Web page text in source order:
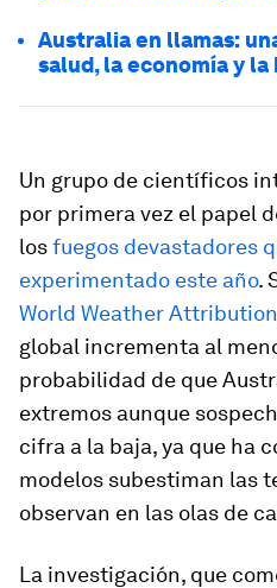
Australia en llamas:
salud, la economía y
Un grupo de científicos
por primera vez el papel
losfuegos devastadores
experimentado este año.
World Weather Attribution
global incrementa al
probabilidad de que
extremos aunque
cifra a la baja, ya que ha
modelos subestiman las
observan en las olas de
La investigación, que